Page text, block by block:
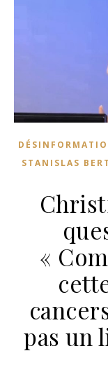
STANISLAS
«
pas un